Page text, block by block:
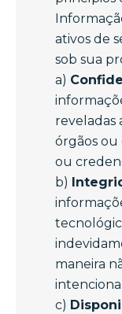
ativos de
sob sua
a)
reveladas
órgãos ou
ou
b)
maneira
c)